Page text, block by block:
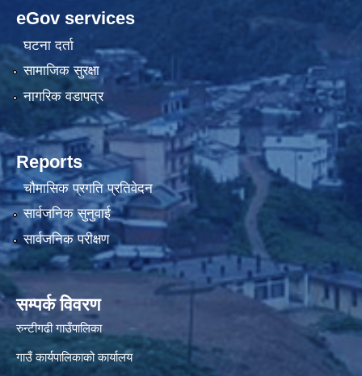
eGov services
घटना दर्ता
सामाजिक सुरक्षा
नागरिक वडापत्र
Reports
चौमासिक प्रगति प्रतिवेदन
सार्वजनिक सुनुवाई
सार्वजनिक परीक्षण
सम्पर्क विवरण
रुन्टीगढी गाउँपालिका
गाउँ कार्यपालिकाको कार्यालय